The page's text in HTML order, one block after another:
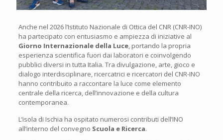
Anche nel 2026 l’Istituto Nazionale di Ottica del CNR (CNR-INO)
ha partecipato con entusiasmo e ampiezza di iniziative al
Giorno Internazionale della Luce, portando la propria
esperienza scientifica fuori dai laboratori e coinvolgendo
pubblici diversi in tutta Italia. Tra divulgazione, arte, gioco e
dialogo interdisciplinare, ricercatrici e ricercatori del CNR-INO
hanno contribuito a raccontare la luce come elemento
centrale della ricerca, dell’innovazione e della cultura
contemporanea.
L’isola di Ischia ha ospitato numerosi contributi dell’INO
all’interno del convegno Scuola e Ricerca.